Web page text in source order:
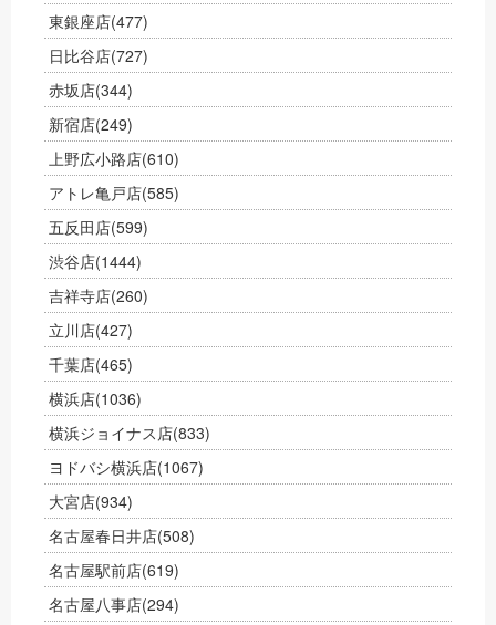
東銀座店(477)
日比谷店(727)
赤坂店(344)
新宿店(249)
上野広小路店(610)
アトレ亀戸店(585)
五反田店(599)
渋谷店(1444)
吉祥寺店(260)
立川店(427)
千葉店(465)
横浜店(1036)
横浜ジョイナス店(833)
ヨドバシ横浜店(1067)
大宮店(934)
名古屋春日井店(508)
名古屋駅前店(619)
名古屋八事店(294)